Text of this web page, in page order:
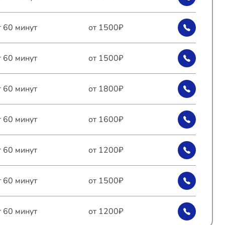
60 минут от 1500₽
60 минут от 1500₽
60 минут от 1800₽
60 минут от 1600₽
60 минут от 1200₽
60 минут от 1500₽
60 минут от 1200₽